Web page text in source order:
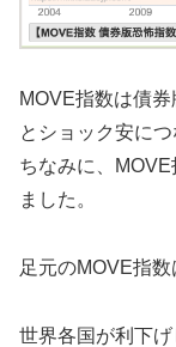
MOVE指数は債
とショック安に
ちなみに、
ました。
足元のMOVE指数
世界各国が利下